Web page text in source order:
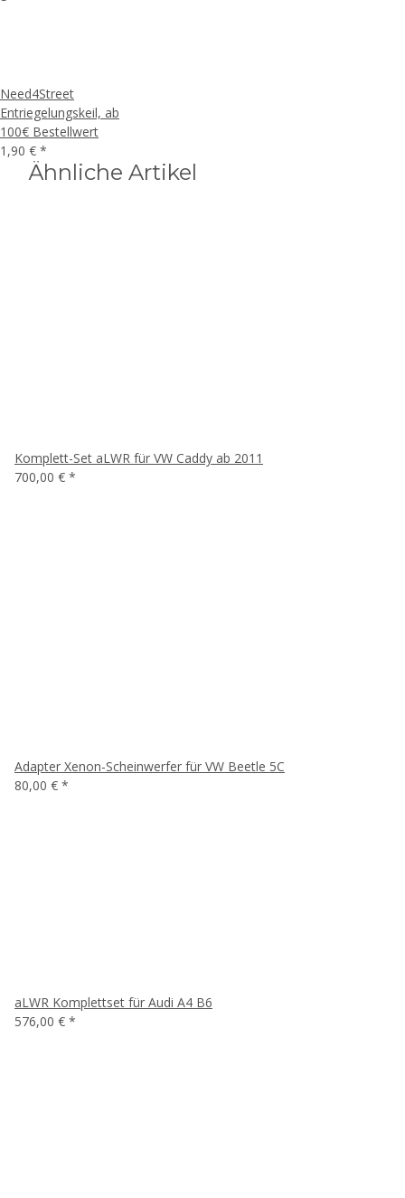
Need4Street
Entriegelungskeil, ab
100€ Bestellwert
1,90 € *
Ähnliche Artikel
Komplett-Set aLWR für VW Caddy ab 2011
700,00 € *
Adapter Xenon-Scheinwerfer für VW Beetle 5C
80,00 € *
aLWR Komplettset für Audi A4 B6
576,00 € *